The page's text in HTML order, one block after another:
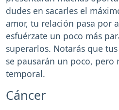
dudes en sacarles el
amor, tu relación pasa por
esfuérzate un poco más
superarlos. Notarás que
se pausarán un poco, pero
temporal.
Cáncer